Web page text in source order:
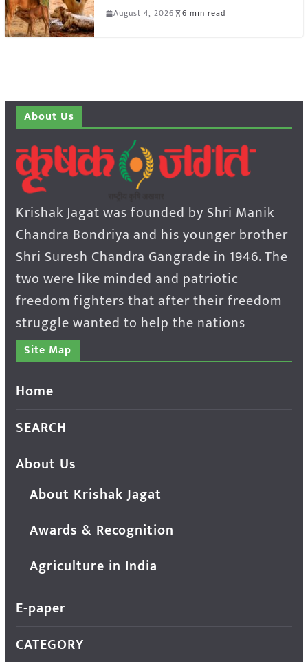
August 4, 2026 6 min read
About Us
Krishak Jagat was founded by Shri Manik
Chandra Bondriya and his younger brother
Shri Suresh Chandra Gangrade in 1946. The
two were like minded and patriotic
freedom fighters that after their freedom
struggle wanted to help the nations
Site Map
Home
SEARCH
About Us
About Krishak Jagat
Awards & Recognition
Agriculture in India
E-paper
CATEGORY